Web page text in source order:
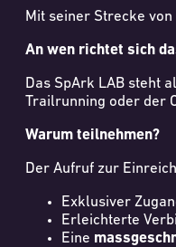
Mit seiner Strecke
An wen richtet sich
Das SpArk LAB steht
Trailrunning oder der
Warum teilnehmen?
Der Aufruf zur
Exklusiver
Erleichterte
Eine